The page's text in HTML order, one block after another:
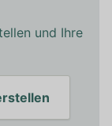
und Ihre